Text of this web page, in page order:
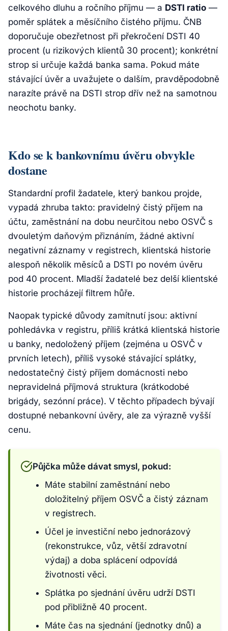
celkového dluhu a ročního příjmu — a DSTI ratio —
poměr splátek a měsíčního čistého příjmu. ČNB
doporučuje obezřetnost při překročení DSTI 40
procent (u rizikových klientů 30 procent); konkrétní
strop si určuje každá banka sama. Pokud máte
stávající úvěr a uvažujete o dalším, pravděpodobně
narazíte právě na DSTI strop dřív než na samotnou
neochotu banky.
Kdo se k bankovnímu úvěru obvykle
dostane
Standardní profil žadatele, který bankou projde,
vypadá zhruba takto: pravidelný čistý příjem na
účtu, zaměstnání na dobu neurčitou nebo OSVČ s
dvouletým daňovým přiznáním, žádné aktivní
negativní záznamy v registrech, klientská historie
alespoň několik měsíců a DSTI po novém úvěru
pod 40 procent. Mladší žadatelé bez delší klientské
historie procházejí filtrem hůře.
Naopak typické důvody zamítnutí jsou: aktivní
pohledávka v registru, příliš krátká klientská historie
u banky, nedoložený příjem (zejména u OSVČ v
prvních letech), příliš vysoké stávající splátky,
nedostatečný čistý příjem domácnosti nebo
nepravidelná příjmová struktura (krátkodobé
brigády, sezónní práce). V těchto případech bývají
dostupné nebankovní úvěry, ale za výrazně vyšší
cenu.
Půjčka může dávat smysl, pokud:
Máte stabilní zaměstnání nebo
doložitelný příjem OSVČ a čistý záznam
v registrech.
Účel je investiční nebo jednorázový
(rekonstrukce, vůz, větší zdravotní
výdaj) a doba splácení odpovídá
životnosti věci.
Splátka po sjednání úvěru udrží DSTI
pod přibližně 40 procent.
Máte čas na sjednání (jednotky dnů) a